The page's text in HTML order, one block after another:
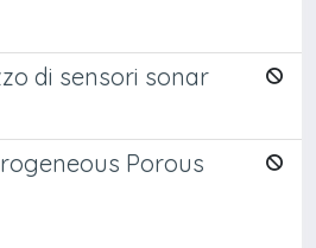
di sensori sonar
Porous